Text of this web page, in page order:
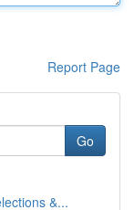
Report Page
Go
&...